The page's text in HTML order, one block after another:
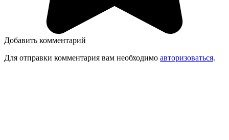
Добавить комментарий
Для отправки комментария вам необходимо авторизоваться.